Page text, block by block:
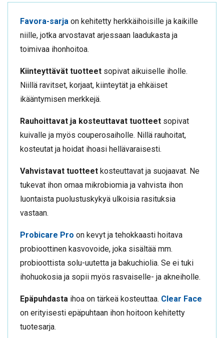
Favora-sarja on kehitetty herkkäihoisille ja kaikille
niille, jotka arvostavat arjessaan laadukasta ja
toimivaa ihonhoitoa.
Kiinteyttävät tuotteet sopivat aikuiselle iholle.
Niillä ravitset, korjaat, kiinteytät ja ehkäiset
ikääntymisen merkkejä.
Rauhoittavat ja kosteuttavat tuotteet sopivat
kuivalle ja myös couperosaiholle. Nillä rauhoitat,
kosteutat ja hoidat ihoasi hellävaraisesti.
Vahvistavat tuotteet kosteuttavat ja suojaavat. Ne
tukevat ihon omaa mikrobiomia ja vahvista ihon
luontaista puolustuskykyä ulkoisia rasituksia
vastaan.
Probicare Pro on kevyt ja tehokkaasti hoitava
probioottinen kasvovoide, joka sisältää mm.
probioottista solu-uutetta ja bakuchiolia. Se ei tuki
ihohuokosia ja sopii myös rasvaiselle- ja akneiholle.
Epäpuhdasta ihoa on tärkeä kosteuttaa. Clear Face
on erityisesti epäpuhtaan ihon hoitoon kehitetty
tuotesarja.